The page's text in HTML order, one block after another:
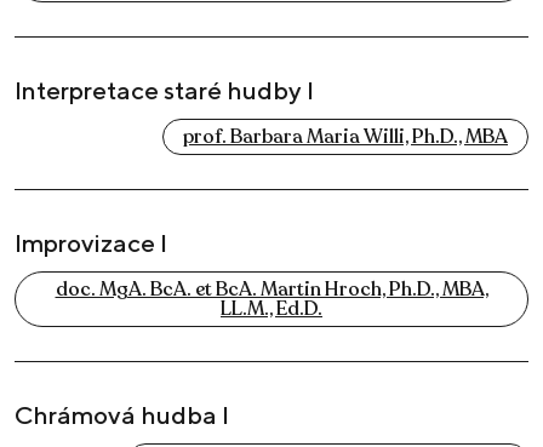
Interpretace staré hudby I
prof. Barbara Maria Willi, Ph.D., MBA
Improvizace I
doc. MgA. BcA. et BcA. Martin Hroch, Ph.D., MBA,
LL.M., Ed.D.
Chrámová hudba I